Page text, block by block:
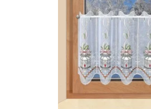
SCHEIBENGARDINE
PLAUENER SPITZE...
20,25 €inkl.MwSt.
VersandkostenLieferzeit:
Werktage